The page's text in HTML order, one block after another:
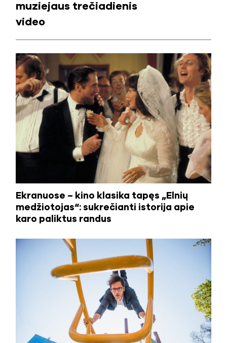
Ekranuose – kino klasika tapęs „Elnių
medžiotojas“: sukrečianti istorija apie
karo paliktus randus
muziejaus trečiadienis
video